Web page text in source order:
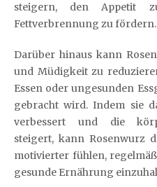
steigern, den Appetit
Fettverbrennung zu fördern.
Darüber hinaus kann
und Müdigkeit zu
Essen oder ungesunden
gebracht wird. Indem sie
verbessert und die
steigert, kann Rosenwurz
motivierter fühlen,
gesunde Ernährung